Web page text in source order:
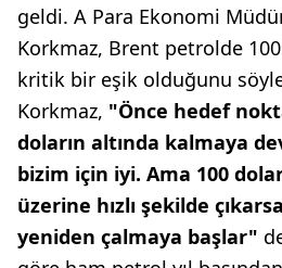
geldi. A Para Ekonomi Müdür
Korkmaz, Brent petrolde
kritik bir eşik olduğunu
Korkmaz, "Önce hedef
doların altında kalmaya
bizim için iyi. Ama 100
üzerine hızlı şekilde
yeniden çalmaya başlar"